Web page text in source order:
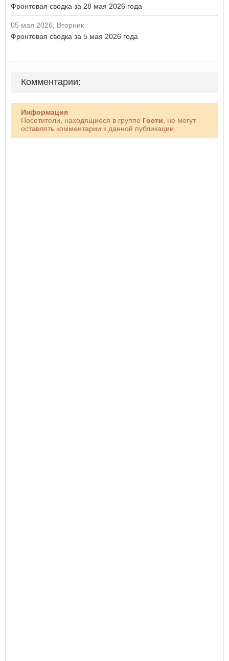
Фронтовая сводка за 28 мая 2026 года
05 мая 2026, Вторник
Фронтовая сводка за 5 мая 2026 года
Комментарии:
Информация
Посетители, находящиеся в группе Гости , не могут
оставлять комментарии к данной публикации.